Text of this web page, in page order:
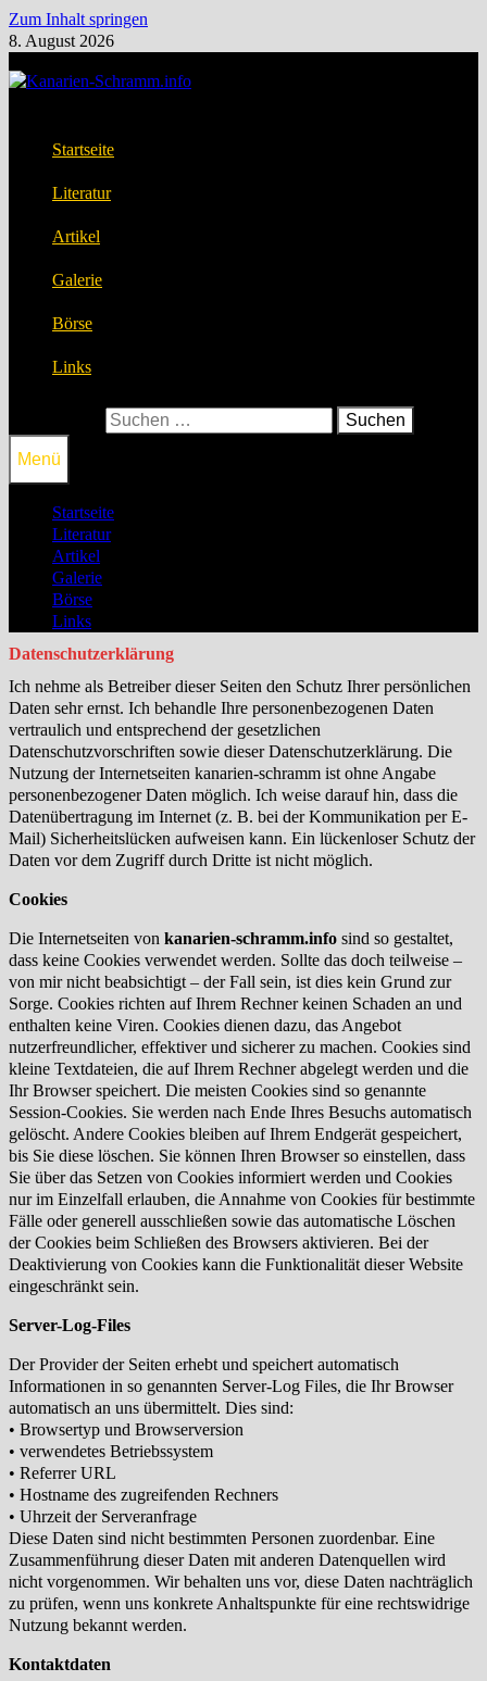
Zum Inhalt springen
8. August 2026
Startseite
Literatur
Artikel
Galerie
Börse
Links
Menü
Startseite
Literatur
Artikel
Galerie
Börse
Links
Datenschutzerklärung
Ich nehme als Betreiber dieser Seiten den Schutz Ihrer persönlichen
Daten sehr ernst. Ich behandle Ihre personenbezogenen Daten
vertraulich und entsprechend der gesetzlichen
Datenschutzvorschriften sowie dieser Datenschutzerklärung. Die
Nutzung der Internetseiten kanarien-schramm ist ohne Angabe
personenbezogener Daten möglich. Ich weise darauf hin, dass die
Datenübertragung im Internet (z. B. bei der Kommunikation per E-
Mail) Sicherheitslücken aufweisen kann. Ein lückenloser Schutz der
Daten vor dem Zugriff durch Dritte ist nicht möglich.
Cookies
Die Internetseiten von kanarien-schramm.info sind so gestaltet,
dass keine Cookies verwendet werden. Sollte das doch teilweise –
von mir nicht beabsichtigt – der Fall sein, ist dies kein Grund zur
Sorge. Cookies richten auf Ihrem Rechner keinen Schaden an und
enthalten keine Viren. Cookies dienen dazu, das Angebot
nutzerfreundlicher, effektiver und sicherer zu machen. Cookies sind
kleine Textdateien, die auf Ihrem Rechner abgelegt werden und die
Ihr Browser speichert. Die meisten Cookies sind so genannte
Session-Cookies. Sie werden nach Ende Ihres Besuchs automatisch
gelöscht. Andere Cookies bleiben auf Ihrem Endgerät gespeichert,
bis Sie diese löschen. Sie können Ihren Browser so einstellen, dass
Sie über das Setzen von Cookies informiert werden und Cookies
nur im Einzelfall erlauben, die Annahme von Cookies für bestimmte
Fälle oder generell ausschließen sowie das automatische Löschen
der Cookies beim Schließen des Browsers aktivieren. Bei der
Deaktivierung von Cookies kann die Funktionalität dieser Website
eingeschränkt sein.
Server-Log-Files
Der Provider der Seiten erhebt und speichert automatisch
Informationen in so genannten Server-Log Files, die Ihr Browser
automatisch an uns übermittelt. Dies sind:
• Browsertyp und Browserversion
• verwendetes Betriebssystem
• Referrer URL
• Hostname des zugreifenden Rechners
• Uhrzeit der Serveranfrage
Diese Daten sind nicht bestimmten Personen zuordenbar. Eine
Zusammenführung dieser Daten mit anderen Datenquellen wird
nicht vorgenommen. Wir behalten uns vor, diese Daten nachträglich
zu prüfen, wenn uns konkrete Anhaltspunkte für eine rechtswidrige
Nutzung bekannt werden.
Kontaktdaten